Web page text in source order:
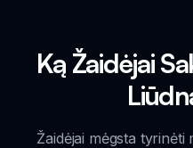
Ką Žaidėjai
Žaidėjai mėgsta